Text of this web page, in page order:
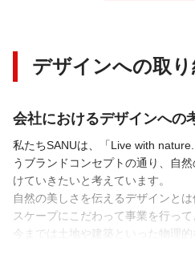
特定のプロダクトやプロジェク
トの専任として、全てのリソー
スを注ぐ
案します。
自然の中の暮らしを1泊から体験で
ンプランや法人向けのプランなど、
現在の課題・今後の展望
SANUのデジタルプロダクトは、専
デザインへの取
会社におけるデザインへの
私たちSANUは、「Live with
うブランドコンセプトの通り、自
けていきたいと考えています。
自然の美しさを伝えるデザインと
スケープにこだわって事業を行って
今までは土地や建築といった物理